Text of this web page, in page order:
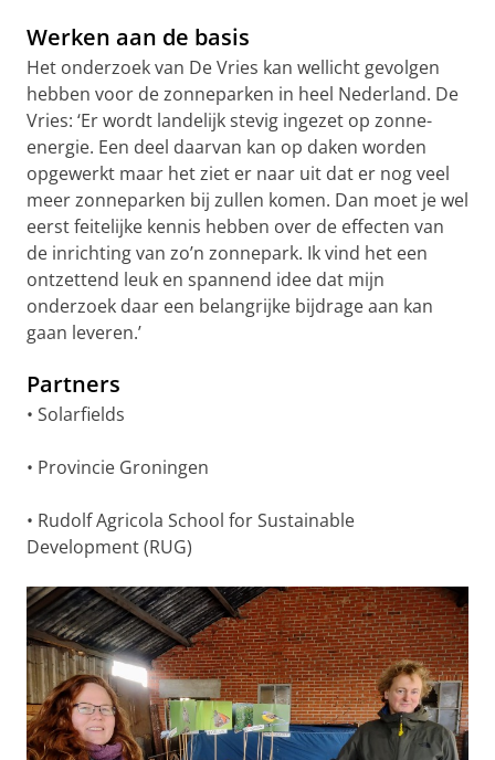
Werken aan de basis
Het onderzoek van De Vries kan wellicht gevolgen
hebben voor de zonneparken in heel Nederland. De
Vries: ‘Er wordt landelijk stevig ingezet op zonne-
energie. Een deel daarvan kan op daken worden
opgewerkt maar het ziet er naar uit dat er nog veel
meer zonneparken bij zullen komen. Dan moet je wel
eerst feitelijke kennis hebben over de effecten van
de inrichting van zo’n zonnepark. Ik vind het een
ontzettend leuk en spannend idee dat mijn
onderzoek daar een belangrijke bijdrage aan kan
gaan leveren.’
Partners
• Solarfields
• Provincie Groningen
• Rudolf Agricola School for Sustainable
Development (RUG)